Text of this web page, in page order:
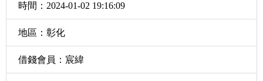
時間：2024-01-02 19:16:09
地區：彰化
借錢會員：宸緯